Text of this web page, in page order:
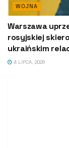
WOJNA
Warszawa
rosyjskiej
ukraińskim
4 LIPCA, 2026